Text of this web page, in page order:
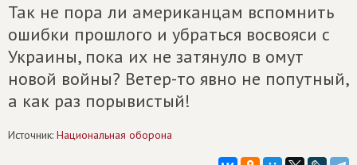
Так не пора ли американцам вспомнить
ошибки прошлого и убраться восвояси с
Украины, пока их не затянуло в омут
новой войны? Ветер-то явно не попутный,
а как раз порывистый!
Источник: Национальная оборона